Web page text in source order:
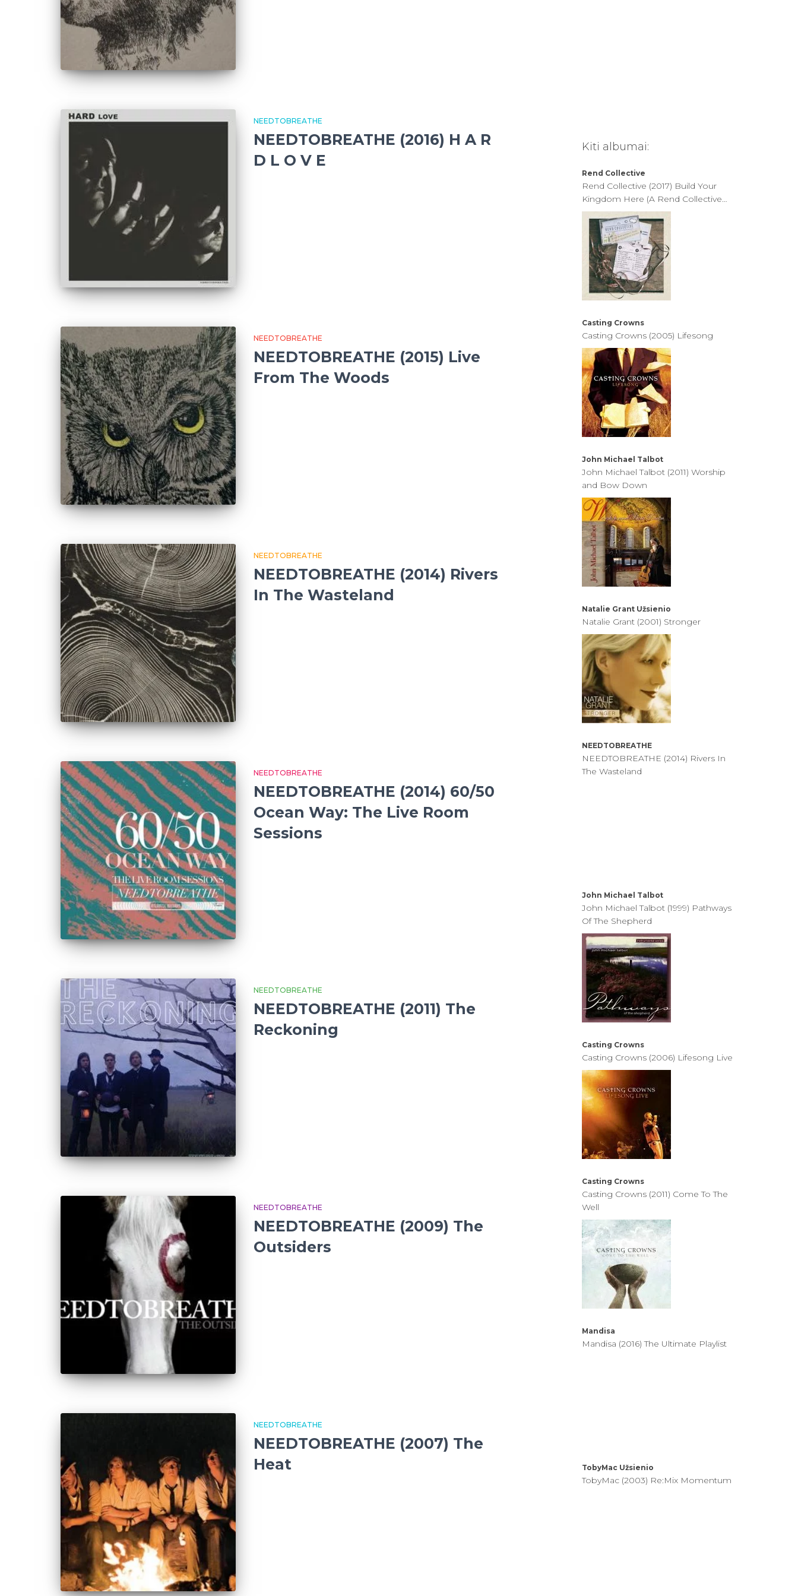
NEEDTOBREATHE
NEEDTOBREATHE (2016) H A R
D L O V E
NEEDTOBREATHE
NEEDTOBREATHE (2015) Live
From The Woods
NEEDTOBREATHE
NEEDTOBREATHE (2014) Rivers
In The Wasteland
NEEDTOBREATHE
NEEDTOBREATHE (2014) 60/50
Ocean Way: The Live Room
Sessions
NEEDTOBREATHE
NEEDTOBREATHE (2011) The
Reckoning
NEEDTOBREATHE
NEEDTOBREATHE (2009) The
Outsiders
NEEDTOBREATHE
NEEDTOBREATHE (2007) The
Heat
Kiti albumai:
Rend Collective
Rend Collective (2017) Build Your
Kingdom Here (A Rend Collective
Mix Tape)
Casting Crowns
Casting Crowns (2005) Lifesong
John Michael Talbot
John Michael Talbot (2011) Worship
and Bow Down
Natalie Grant Užsienio
Natalie Grant (2001) Stronger
NEEDTOBREATHE
NEEDTOBREATHE (2014) Rivers In
The Wasteland
John Michael Talbot
John Michael Talbot (1999) Pathways
Of The Shepherd
Casting Crowns
Casting Crowns (2006) Lifesong Live
Casting Crowns
Casting Crowns (2011) Come To The
Well
Mandisa
Mandisa (2016) The Ultimate Playlist
TobyMac Užsienio
TobyMac (2003) Re:Mix Momentum